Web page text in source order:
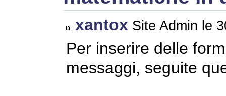
xantox Site Admin le
Per inserire delle
messaggi, seguite